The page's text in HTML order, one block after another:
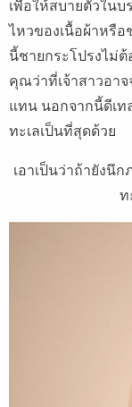
เพื่อให้สบายตัวใน
ไหวของเนื้อผ้าหรื
นี้ชายกระโปรงไม่ต้
คุณว่าที่เจ้าสาวอา
แทน นอกจากนี้ดีเท
ทะเลเป็นที่สุดด้วย
เอาเป็นว่าถ้ายังนึ
ท